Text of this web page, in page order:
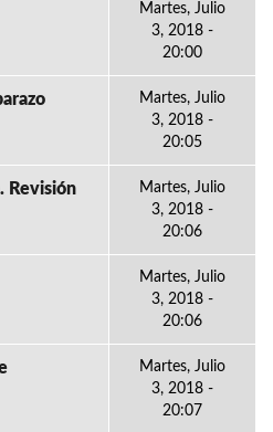
Martes, Julio
3, 2018 -
20:00
Martes, Julio
3, 2018 -
20:05
Revisión
Martes, Julio
3, 2018 -
20:06
Martes, Julio
3, 2018 -
20:06
Martes, Julio
3, 2018 -
20:07